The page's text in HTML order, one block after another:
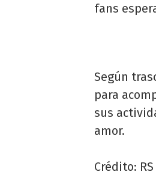
fans
Según
para
sus
amor.
Crédito: RS